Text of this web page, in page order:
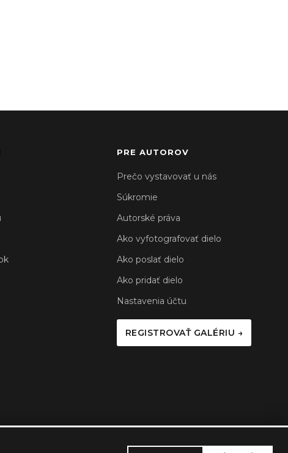
PRE AUTOROV
Prečo vystavovať u nás
Súkromie
Autorské práva
Ako vyfotografovať dielo
Ako poslať dielo
Ako pridať dielo
Nastavenia účtu
REGISTROVAŤ GALÉRIU →